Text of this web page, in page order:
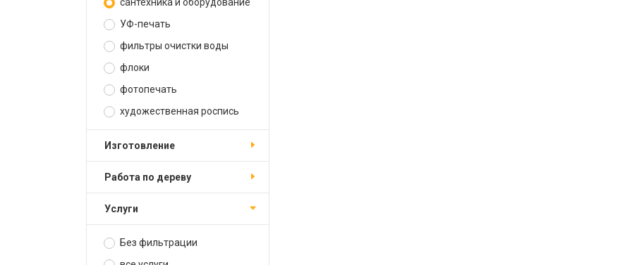
УФ-печать
фильтры очистки воды
флоки
фотопечать
художественная роспись
изготовление
работа по дереву
услуги
Без фильтрации